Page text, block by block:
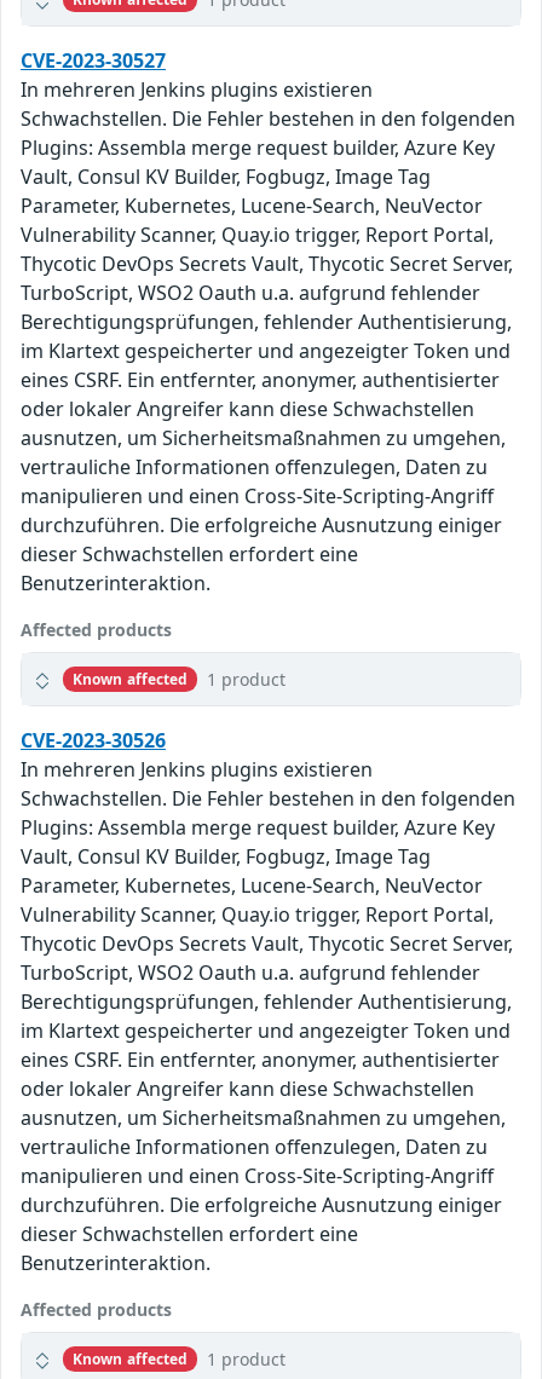
CVE-2023-30527
In mehreren Jenkins plugins existieren
Schwachstellen. Die Fehler bestehen in den folgenden
Plugins: Assembla merge request builder, Azure Key
Vault, Consul KV Builder, Fogbugz, Image Tag
Parameter, Kubernetes, Lucene-Search, NeuVector
Vulnerability Scanner, Quay.io trigger, Report Portal,
Thycotic DevOps Secrets Vault, Thycotic Secret Server,
TurboScript, WSO2 Oauth u.a. aufgrund fehlender
Berechtigungsprüfungen, fehlender Authentisierung,
im Klartext gespeicherter und angezeigter Token und
eines CSRF. Ein entfernter, anonymer, authentisierter
oder lokaler Angreifer kann diese Schwachstellen
ausnutzen, um Sicherheitsmaßnahmen zu umgehen,
vertrauliche Informationen offenzulegen, Daten zu
manipulieren und einen Cross-Site-Scripting-Angriff
durchzuführen. Die erfolgreiche Ausnutzung einiger
dieser Schwachstellen erfordert eine
Benutzerinteraktion.
Affected products
Known affected 1 product
CVE-2023-30526
In mehreren Jenkins plugins existieren
Schwachstellen. Die Fehler bestehen in den folgenden
Plugins: Assembla merge request builder, Azure Key
Vault, Consul KV Builder, Fogbugz, Image Tag
Parameter, Kubernetes, Lucene-Search, NeuVector
Vulnerability Scanner, Quay.io trigger, Report Portal,
Thycotic DevOps Secrets Vault, Thycotic Secret Server,
TurboScript, WSO2 Oauth u.a. aufgrund fehlender
Berechtigungsprüfungen, fehlender Authentisierung,
im Klartext gespeicherter und angezeigter Token und
eines CSRF. Ein entfernter, anonymer, authentisierter
oder lokaler Angreifer kann diese Schwachstellen
ausnutzen, um Sicherheitsmaßnahmen zu umgehen,
vertrauliche Informationen offenzulegen, Daten zu
manipulieren und einen Cross-Site-Scripting-Angriff
durchzuführen. Die erfolgreiche Ausnutzung einiger
dieser Schwachstellen erfordert eine
Benutzerinteraktion.
Affected products
Known affected 1 product